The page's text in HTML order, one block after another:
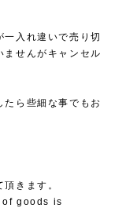
入れ違いで売り切
ませんがキャンセル
ら些細な事でもお
きます。
goods is